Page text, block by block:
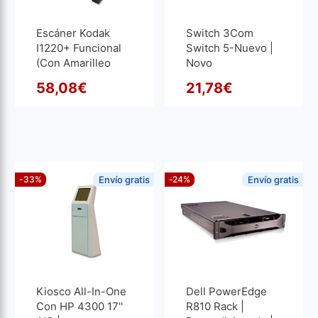
Escáner Kodak
I1220+ Funcional
(con Amarilleo
Recondicionado
O preço original era:
58,08€
O preço atual é: 58,08€.
Switch 3Com
Switch 5-Nuevo |
Novo
21,78€
Kiosco All-In-One
Con HP 4300 17''
-33% Envío gratis
Dell PowerEdge
R810 Rack |
-24% Envío gratis